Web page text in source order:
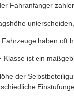
Fahranfänger
haben oft
Klasse ist ein
der